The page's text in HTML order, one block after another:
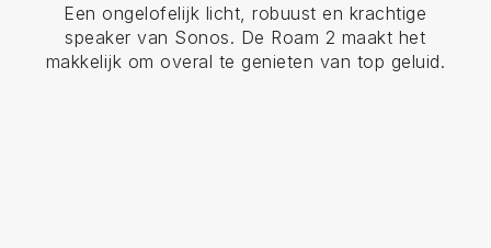
Een ongelofelijk licht, robuust en krachtige
speaker van Sonos. De Roam 2 maakt het
makkelijk om overal te genieten van top geluid.